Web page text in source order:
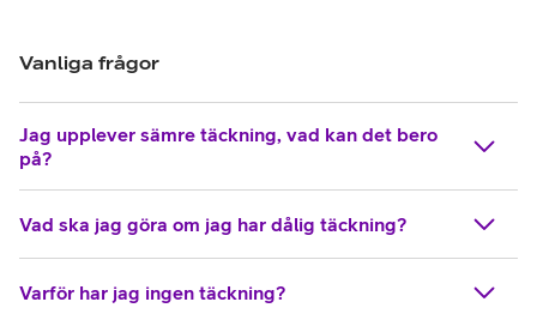
Vanliga frågor
Jag upplever sämre täckning, vad kan det bero
på?
Vad ska jag göra om jag har dålig täckning?
Varför har jag ingen täckning?